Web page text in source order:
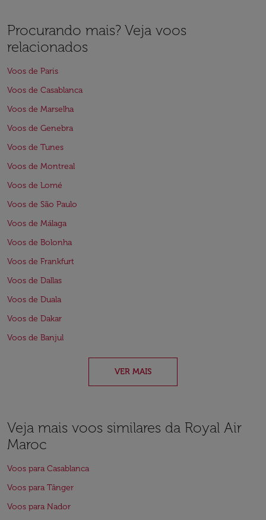
Procurando mais? Veja voos
relacionados
Voos de Paris
Voos de Casablanca
Voos de Marselha
Voos de Genebra
Voos de Tunes
Voos de Montreal
Voos de Lomé
Voos de São Paulo
Voos de Málaga
Voos de Bolonha
Voos de Frankfurt
Voos de Dallas
Voos de Duala
Voos de Dakar
Voos de Banjul
VER MAIS
Veja mais voos similares da Royal Air
Maroc
Voos para Casablanca
Voos para Tânger
Voos para Nador